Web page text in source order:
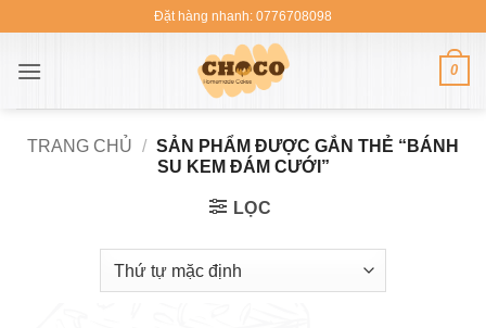
nội
Đặt hàng nhanh: 0776708098
0
TRANG CHỦ / SẢN PHẨM ĐƯỢC GẮN THẺ “BÁNH
SU KEM ĐÁM CƯỚI”
LỌC